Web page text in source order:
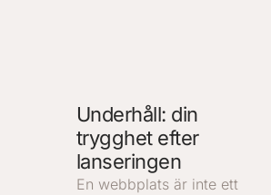
Underhåll: din
trygghet efter
lanseringen
En webbplats är inte ett